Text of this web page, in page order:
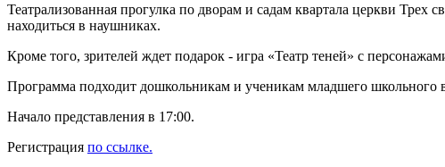
Театрализованная прогулка по дворам и садам квартала церкви
находиться в наушниках.
Кроме того, зрителей ждет подарок - игра «Театр теней» с
Программа подходит дошкольникам и ученикам младшего школьного
Начало представления в 17:00.
Регистрация по ссылке.